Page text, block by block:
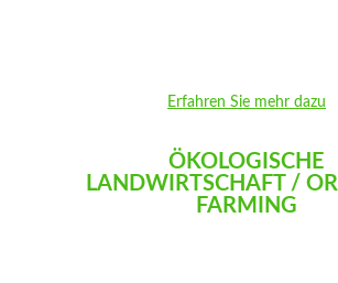
Erfahren Sie mehr dazu
ÖKOLOGISCHE
LANDWIRTSCHAFT /
FARMING